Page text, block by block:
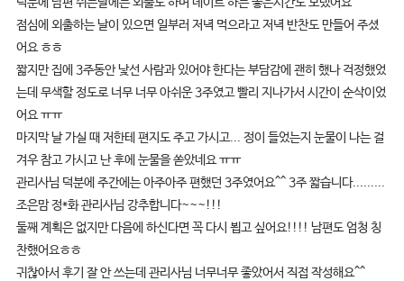
점심에 외출하는 날이 있으면 일부러 저녁 먹으라고 저녁 반찬도 만들어 주셨
어요 ㅎㅎ
짧지만 집에 3주동안 낯선 사람과 있어야 한다는 부담감에 괜히 했나 걱정했었
는데 무색할 정도로 너무 너무 아쉬운 3주였고 빨리 지나가서 시간이 순삭이었
어요 ㅠㅠ
마지막 날 가실 때 저한테 편지도 주고 가시고... 정이 들었는지 눈물이 나는 걸
겨우 참고 가시고 난 후에 눈물을 쏟았네요 ㅠㅠ
관리사님 덕분에 주간에는 아주아주 편했던 3주였어요^^ 3주 짧습니다.........
조은맘 정*화 관리사님 강추합니다~~~!!!
둘째 계획은 없지만 다음에 하신다면 꼭 다시 뵙고 싶어요!!!! 남편도 엄청 칭
찬했어요ㅎㅎ
귀찮아서 후기 잘 안 쓰는데 관리사님 너무너무 좋았어서 직접 작성해요^^